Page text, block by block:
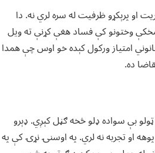
او پرېکړو ظرفیت له سره لري نه. دا
وختونو کې فساد هغې کړنې ته ویل
امتیاز ورکول کېده خو اوس چې همدا
ده.
بې سواده ډلو څخه ګڼل کېږي. ډېرو
او تجربه نه لري. په اوسنۍ نړۍ کې په